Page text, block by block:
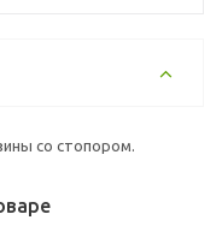
со стопором.